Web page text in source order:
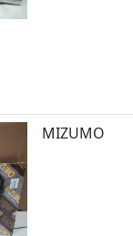
MIZUMO